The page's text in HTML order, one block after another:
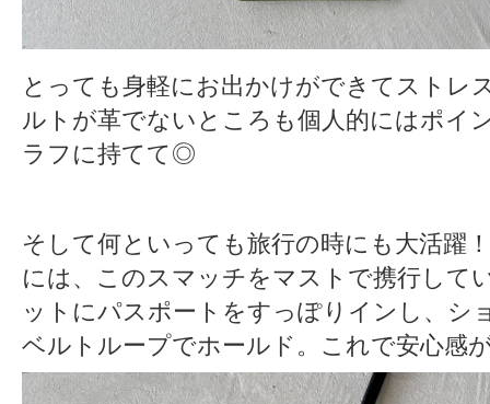
とっても身軽にお出かけができてストレ
ルトが革でないところも個人的にはポイ
ラフに持てて◎
そして何といっても旅行の時にも大活躍
には、このスマッチをマストで携行して
ットにパスポートをすっぽりインし、シ
ベルトループでホールド。これで安心感